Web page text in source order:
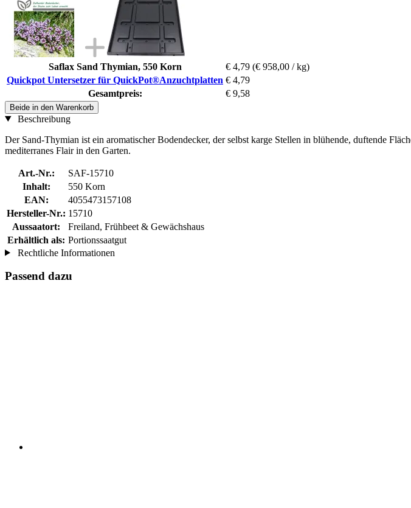
Saflax Sand Thymian, 550 Korn € 4,79 (€ 958,00 / kg)
Quickpot Untersetzer für QuickPot®Anzuchtplatten € 4,79
Gesamtpreis:
€ 9,58
Beide in den Warenkorb
Beschreibung
Der Sand-Thymian ist ein aromatischer Bodendecker, der selbst karge Stellen in blühende, duftende
mediterranes Flair in den Garten.
Art.-Nr.:
SAF-15710
Inhalt:
550 Korn
EAN:
4055473157108
Hersteller-Nr.: 15710
Aussaatort:
Freiland, Frühbeet & Gewächshaus
Erhältlich als: Portionssaatgut
Rechtliche Informationen
Passend dazu